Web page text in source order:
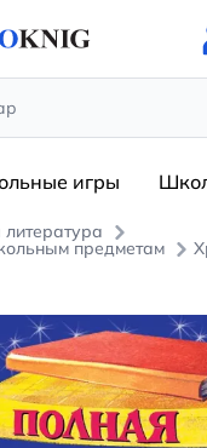
игры
предметам